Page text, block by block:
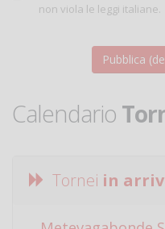
non viola le leggi italiane.
Calendario
Tornei in